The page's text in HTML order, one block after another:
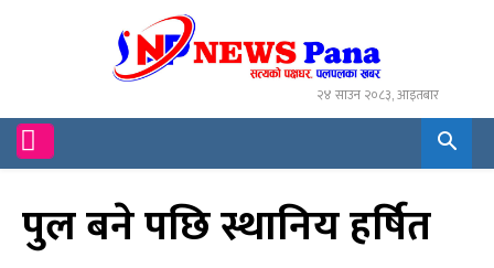
२४ साउन २०८३, आइतबार
पुल बने पछि स्थानिय हर्षित